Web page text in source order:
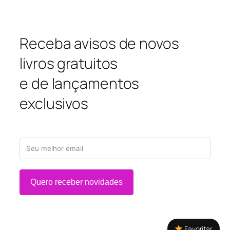
Receba avisos de novos
livros gratuitos
e de lançamentos
exclusivos
Quero receber novidades